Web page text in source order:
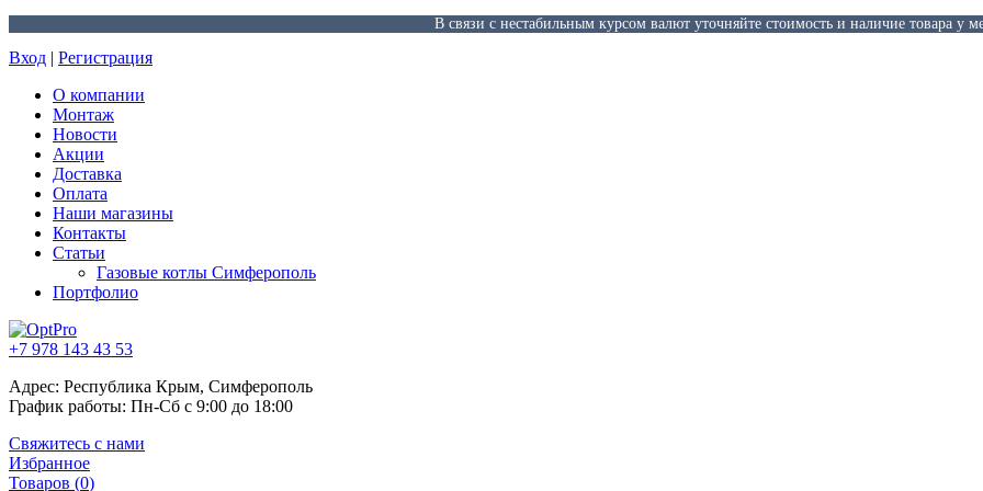
В связи с нестабильным курсом валют уточняйте стоимость и наличие товара у
Вход | Регистрация
О компании
Монтаж
Новости
Акции
Доставка
Оплата
Наши магазины
Контакты
Статьи
Газовые котлы Симферополь
Портфолио
+7 978 143 43 53
Адрес: Республика Крым, Симферополь
График работы: Пн-Сб с 9:00 до 18:00
Свяжитесь с нами
Избранное
Товаров (0)